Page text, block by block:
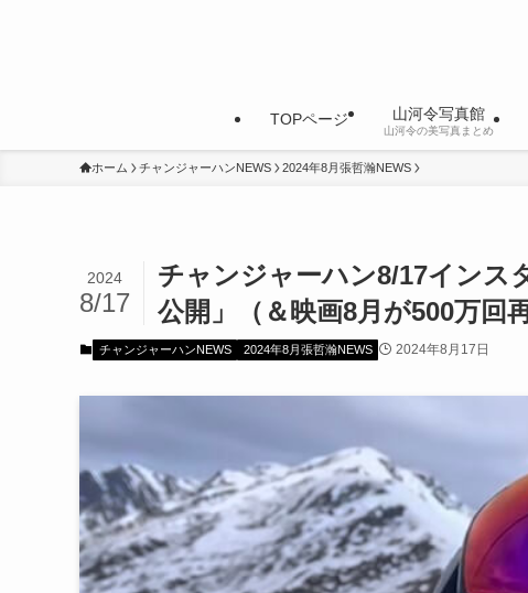
TOPページ 山河令写真館
山河令の美写真まとめ
ホーム チャンジャーハンNEWS 2024年8月張哲瀚NEWS
チャンジャーハン8/17インス
公開」（＆映画8月が500万回
2024
8/17
チャンジャーハンNEWS 2024年8月張哲瀚NEWS 2024年8月17日